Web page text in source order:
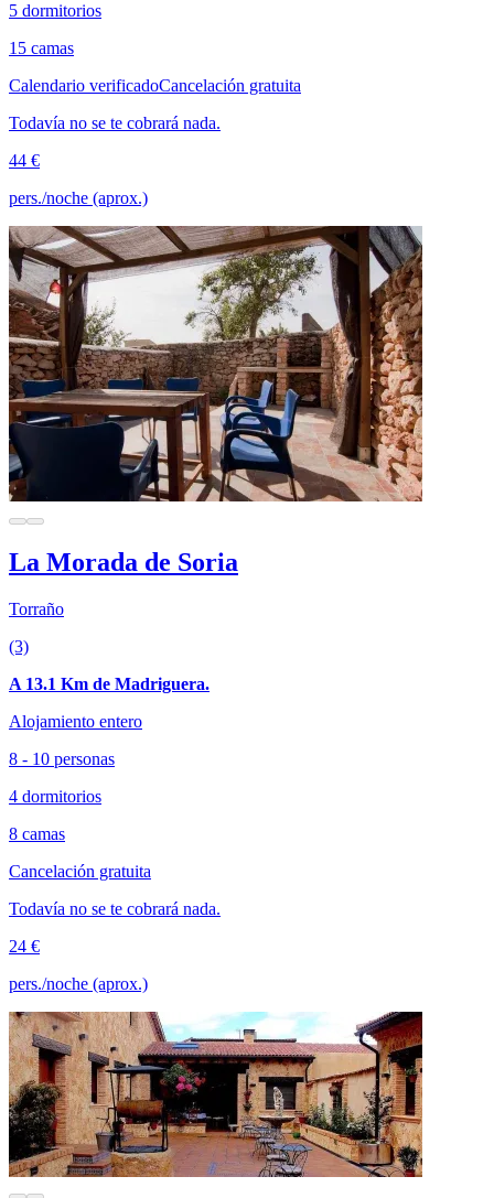
5 dormitorios
15 camas
Calendario verificadoCancelación gratuita
Todavía no se te cobrará nada.
44 €
pers./noche (aprox.)
La Morada de Soria
Torraño
(3)
A 13.1 Km de Madriguera.
Alojamiento entero
8 - 10 personas
4 dormitorios
8 camas
Cancelación gratuita
Todavía no se te cobrará nada.
24 €
pers./noche (aprox.)